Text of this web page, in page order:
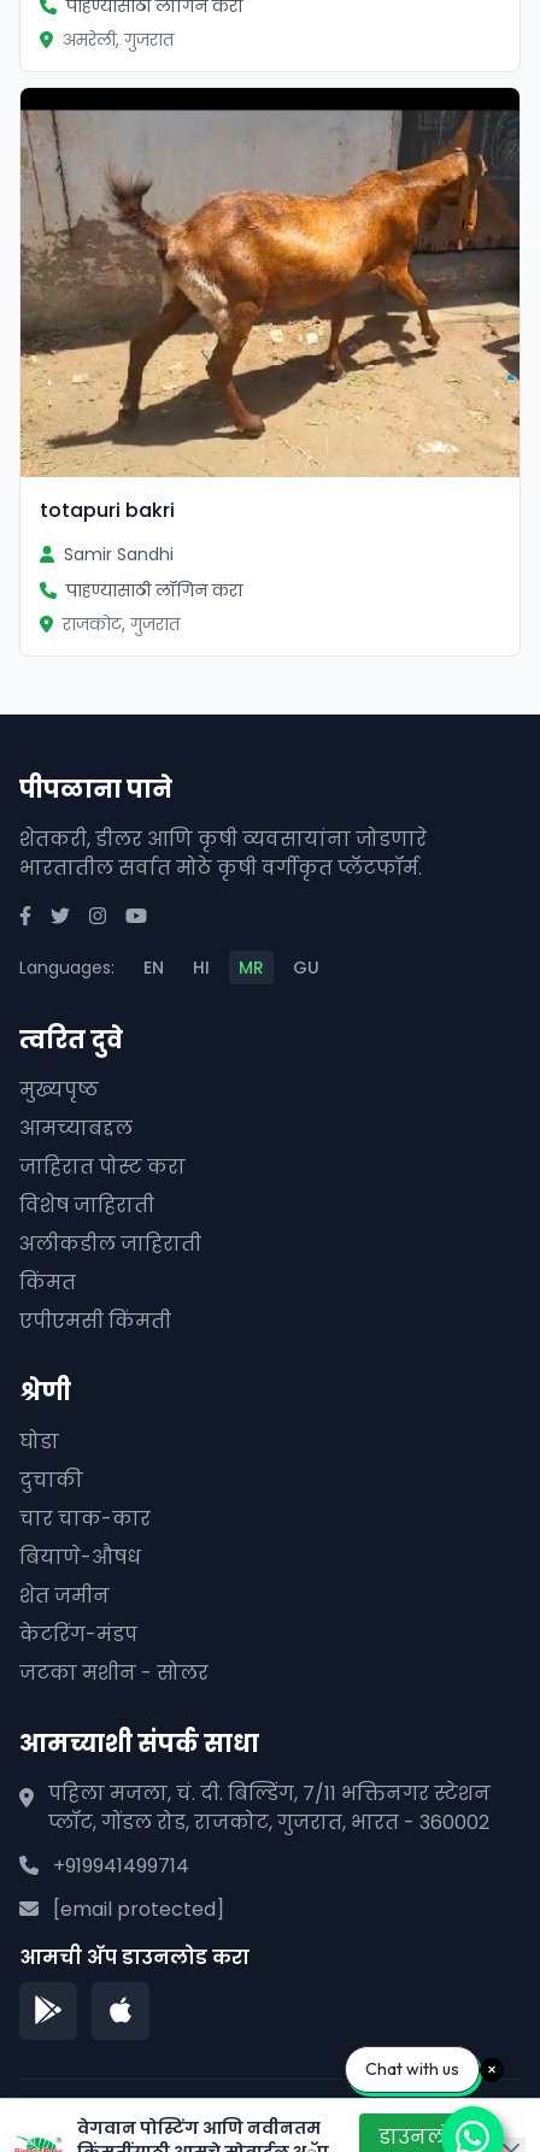
पाहण्यासाठी लॉगिन करा
अमरेली, गुजरात
totapuri bakri
Samir Sandhi
पाहण्यासाठी लॉगिन करा
राजकोट, गुजरात
पीपळाना पाने
शेतकरी, डीलर आणि कृषी व्यवसायांना जोडणारे
भारतातील सर्वात मोठे कृषी वर्गीकृत प्लॅटफॉर्म.
Languages: EN HI MR GU
त्वरित दुवे
मुख्यपृष्ठ
आमच्याबद्दल
जाहिरात पोस्ट करा
विशेष जाहिराती
अलीकडील जाहिराती
किंमत
एपीएमसी किंमती
श्रेणी
घोडा
दुचाकी
चार चाक-कार
बियाणे-औषध
शेत जमीन
केटरिंग-मंडप
जटका मशीन - सोलर
आमच्याशी संपर्क साधा
पहिला मजला, चं. दी. बिल्डिंग, 7/11 भक्तिनगर स्टेशन
प्लॉट, गोंडल रोड, राजकोट, गुजरात, भारत - 360002
+919941499714
[email protected]
आमची अ‍ॅप डाउनलोड करा
© 2026 पीपळाना पाने. सर्व हक्क राखीव.
वेगवान पोस्टिंग आणि नवीनतम
डाउनलोड
Chat with us